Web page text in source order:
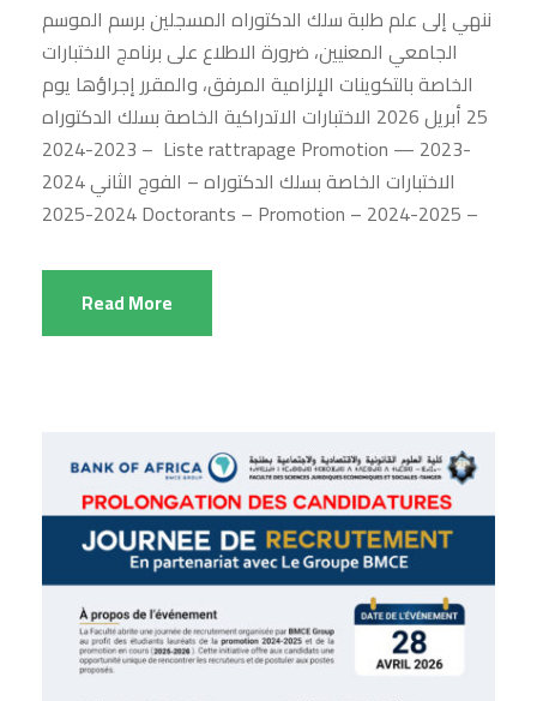
ننهي إلى علم طلبة سلك الدكتوراه المسجلين برسم الموسم
الجامعي المعنيين، ضرورة الاطلاع على برنامج الاختبارات
الخاصة بالتكوينات الإلزامية المرفق، والمقرر إجراؤها يوم
25 أبريل 2026 الاختبارات الاتدراكية الخاصة بسلك الدكتوراه
– 2023-2024 Liste rattrapage Promotion — 2023-
2024 الاختبارات الخاصة بسلك الدكتوراه – الفوج الثاني
2024-2025 Doctorants – Promotion – 2024-2025 –
Read More